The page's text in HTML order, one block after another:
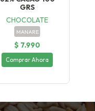
GRS
CHOCOLATE
MANARE
$ 7.990
Comprar Ahora